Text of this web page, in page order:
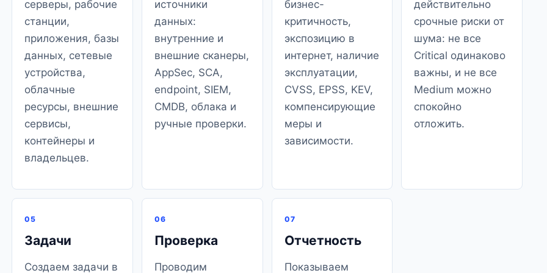
серверы, рабочие
станции,
приложения, базы
данных, сетевые
устройства,
облачные
ресурсы, внешние
сервисы,
контейнеры и
владельцев.
источники
данных:
внутренние и
внешние сканеры,
AppSec, SCA,
endpoint, SIEM,
CMDB, облака и
ручные проверки.
бизнес-
критичность,
экспозицию в
интернет, наличие
эксплуатации,
CVSS, EPSS, KEV,
компенсирующие
меры и
зависимости.
действительно
срочные риски от
шума: не все
Critical одинаково
важны, и не все
Medium можно
спокойно
отложить.
05
Задачи
Создаем задачи в
06
Проверка
Проводим
07
Отчетность
Показываем